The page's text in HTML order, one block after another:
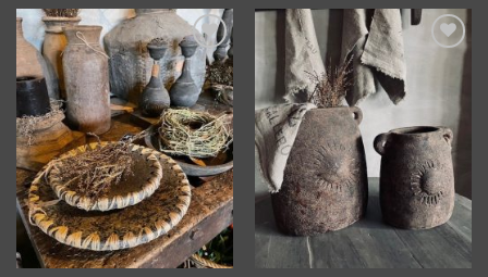
Toevoegen
aan
verlanglijst
Toevoegen
verlanglijst